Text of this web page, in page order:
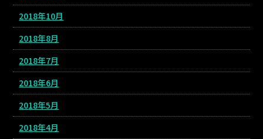
2018年10月
2018年8月
2018年7月
2018年6月
2018年5月
2018年4月